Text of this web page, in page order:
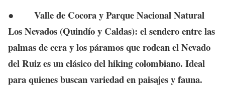
● Valle de Cocora y Parque Nacional Natural
Los Nevados (Quindío y Caldas): el sendero entre las
palmas de cera y los páramos que rodean el Nevado
del Ruiz es un clásico del hiking colombiano. Ideal
para quienes buscan variedad en paisajes y fauna.